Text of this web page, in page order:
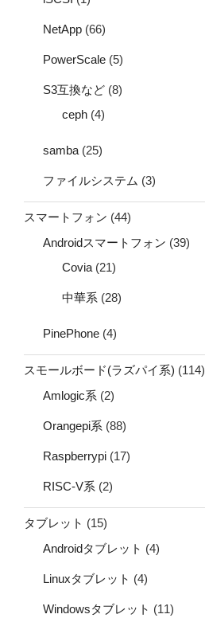
NetApp (66)
PowerScale (5)
S3互換など (8)
ceph (4)
samba (25)
ファイルシステム (3)
スマートフォン (44)
Androidスマートフォン (39)
Covia (21)
中華系 (28)
PinePhone (4)
スモールボード(ラズパイ系) (114)
Amlogic系 (2)
Orangepi系 (88)
Raspberrypi (17)
RISC-V系 (2)
タブレット (15)
Androidタブレット (4)
Linuxタブレット (4)
Windowsタブレット (11)